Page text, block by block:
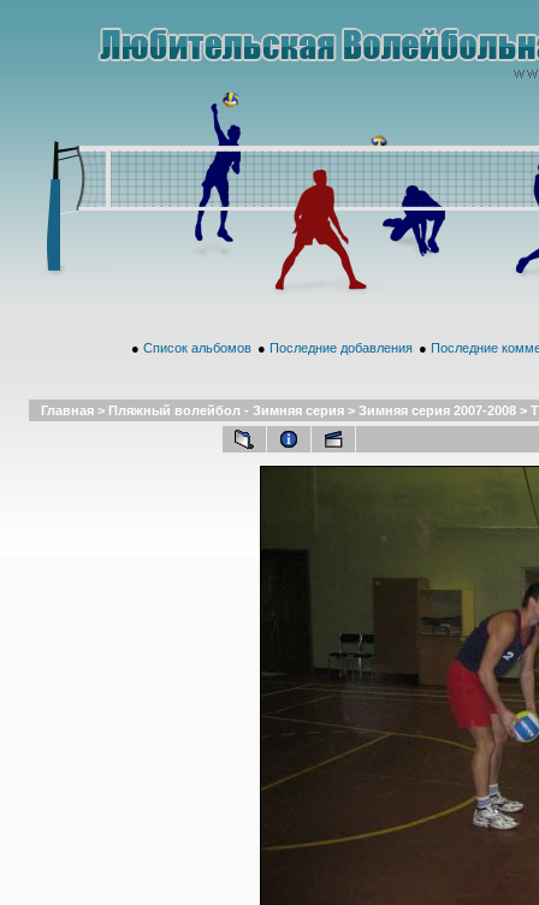
● Список альбомов ● Последние добавления ● Последние
Главная > Пляжный волейбол - Зимняя серия > Зимняя серия 2007-2008 >